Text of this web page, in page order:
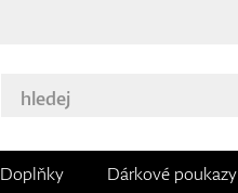
Doplňky Dárkové poukazy